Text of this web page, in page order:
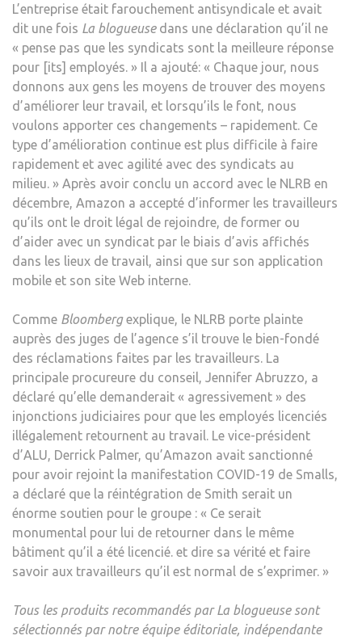
L’entreprise était farouchement antisyndicale et avait
dit une fois La blogueusedans une déclaration qu’il ne
« pense pas que les syndicats sont la meilleure réponse
pour [its] employés. » Il a ajouté: « Chaque jour, nous
donnons aux gens les moyens de trouver des moyens
d’améliorer leur travail, et lorsqu’ils le font, nous
voulons apporter ces changements – rapidement. Ce
type d’amélioration continue est plus difficile à faire
rapidement et avec agilité avec des syndicats au
milieu. » Après avoir conclu un accord avec le NLRB en
décembre, Amazon a accepté d’informer les travailleurs
qu’ils ont le droit légal de rejoindre, de former ou
d’aider avec un syndicat par le biais d’avis affichés
dans les lieux de travail, ainsi que sur son application
mobile et son site Web interne.
Comme Bloombergexplique, le NLRB porte plainte
auprès des juges de l’agence s’il trouve le bien-fondé
des réclamations faites par les travailleurs. La
principale procureure du conseil, Jennifer Abruzzo, a
déclaré qu’elle demanderait « agressivement » des
injonctions judiciaires pour que les employés licenciés
illégalement retournent au travail. Le vice-président
d’ALU, Derrick Palmer, qu’Amazon avait sanctionné
pour avoir rejoint la manifestation COVID-19 de Smalls,
a déclaré que la réintégration de Smith serait un
énorme soutien pour le groupe : « Ce serait
monumental pour lui de retourner dans le même
bâtiment qu’il a été licencié. et dire sa vérité et faire
savoir aux travailleurs qu’il est normal de s’exprimer. »
Tous les produits recommandés par La blogueuse sont
sélectionnés par notre équipe éditoriale, indépendante